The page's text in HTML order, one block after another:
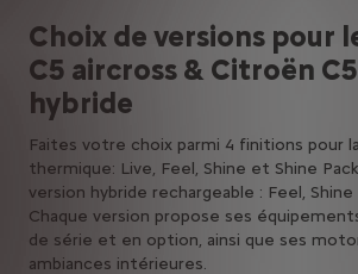
Choix de versions pour
C5 aircross & Citroën
hybride
Faites votre choix parmi 4 finitions pour
thermique: Live, Feel, Shine et Shine
version hybride rechargeable : Feel,
Chaque version propose ses
de série et en option, ainsi que ses
ambiances intérieures.